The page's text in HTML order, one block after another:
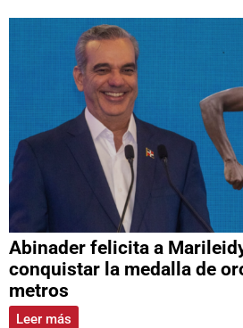
Abinader felicita a
conquistar la medalla de
metros
Leer más